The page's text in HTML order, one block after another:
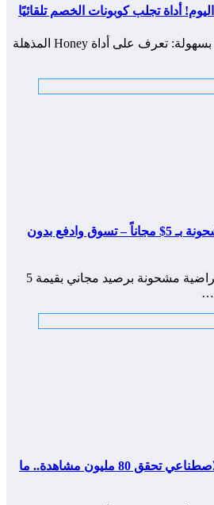
أداة تجلب كوبونات الخصم تلقائيًا
لا تفوت فرصة توفير المال بسهولة: تعرف على أداة Honey المذهلة
احصل على بطاقة Visa مشحونة بـ 5$ مجاناً – تسوق وادفع بدون
احصل على بطاقة Visa افتراضية مشحونة برصيد مجاني بقيمة 5
تدوينة خطيرة عن الذكاء الاصطناعي تحقق 80 مليون مشاهدة.. ما